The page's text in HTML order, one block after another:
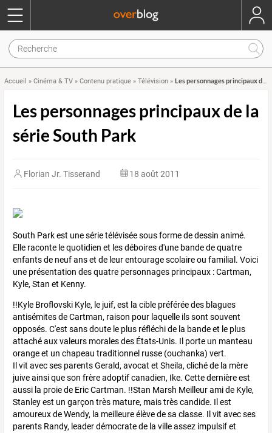
Accueil » Cinéma & TV » Contenu pratique » Télévision » Les personnages principaux de la série South Park
Les personnages principaux de la
série South Park
Florian Jr. Tisserand 18 août 2011
South Park est une série télévisée sous forme de dessin animé.
Elle raconte le quotidien et les déboires d'une bande de quatre
enfants de neuf ans et de leur entourage scolaire ou familial. Voici
une présentation des quatre personnages principaux : Cartman,
Kyle, Stan et Kenny.
!!Kyle Broflovski Kyle, le juif, est la cible préférée des blagues
antisémites de Cartman, raison pour laquelle ils sont souvent
opposés. C'est sans doute le plus réfléchi de la bande et le plus
attaché aux valeurs morales des États-Unis. Il porte un manteau
orange et un chapeau traditionnel russe (ouchanka) vert.
Il vit avec ses parents Gerald, avocat et Sheila, cliché de la mère
juive ainsi que son frère adoptif canadien, Ike. Cette dernière est
aussi la proie de Eric Cartman. !!Stan Marsh Meilleur ami de Kyle,
Stanley est un garçon très mature, mais très candide. Il est
amoureux de Wendy, la meilleure élève de sa classe. Il vit avec ses
parents Randy, leader démocrate de la ville assez impulsif et